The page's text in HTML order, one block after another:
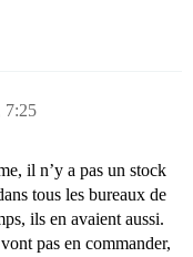
7:25
il n’y a pas un stock
tous les bureaux de
ils en avaient aussi.
pas en commander,